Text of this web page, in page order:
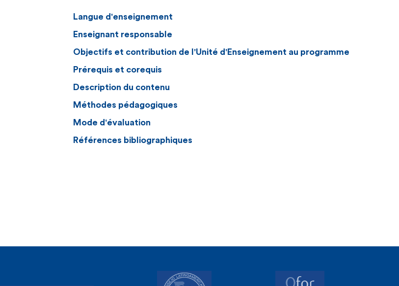
Langue d'enseignement
Enseignant responsable
Objectifs et contribution de l'Unité d'Enseignement au programme
Prérequis et corequis
Description du contenu
Méthodes pédagogiques
Mode d'évaluation
Références bibliographiques